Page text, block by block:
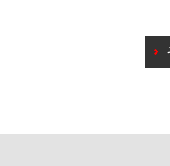
やむを得ない事由によりご